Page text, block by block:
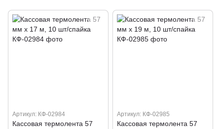
Артикул: КФ-02984
Кассовая термолента 57
Артикул: КФ-02985
Кассовая термолента 57